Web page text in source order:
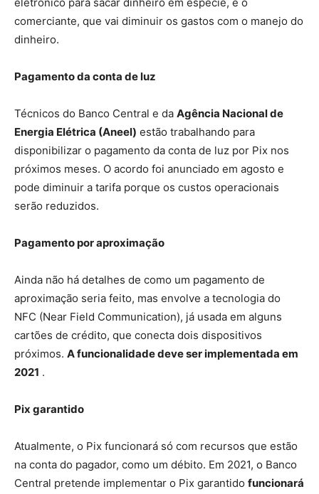
eletrônico para sacar dinheiro em espécie, e o
comerciante, que vai diminuir os gastos com o manejo do
dinheiro.
Pagamento da conta de luz
Técnicos do Banco Central e da Agência Nacional de
Energia Elétrica (Aneel) estão trabalhando para
disponibilizar o pagamento da conta de luz por Pix nos
próximos meses. O acordo foi anunciado em agosto e
pode diminuir a tarifa porque os custos operacionais
serão reduzidos.
Pagamento por aproximação
Ainda não há detalhes de como um pagamento de
aproximação seria feito, mas envolve a tecnologia do
NFC (Near Field Communication), já usada em alguns
cartões de crédito, que conecta dois dispositivos
próximos. A funcionalidade deve ser implementada em
2021 .
Pix garantido
Atualmente, o Pix funcionará só com recursos que estão
na conta do pagador, como um débito. Em 2021, o Banco
Central pretende implementar o Pix garantido funcionará